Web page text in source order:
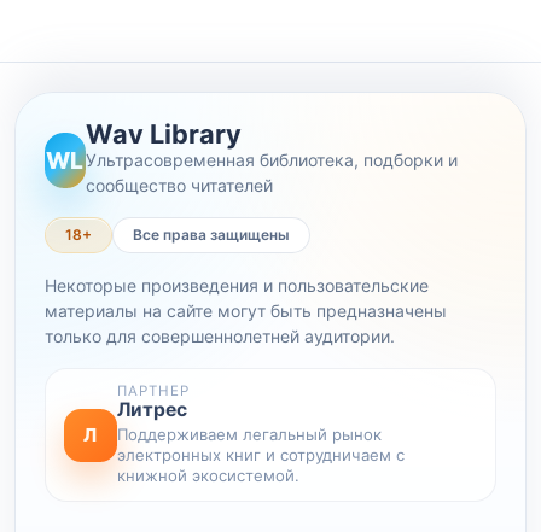
WL
Wav Library
Ультрасовременная библиотека, подборки и
сообщество читателей
18+ Все права защищены
Некоторые произведения и пользовательские
материалы на сайте могут быть предназначены
только для совершеннолетней аудитории.
Л
ПАРТНЕР
Литрес
Поддерживаем легальный рынок
электронных книг и сотрудничаем с
книжной экосистемой.